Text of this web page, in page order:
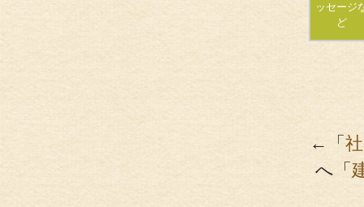
ッセージ
ど
←「
へ「